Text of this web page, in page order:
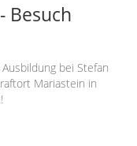
Besuch
bei Stefan
Mariastein in